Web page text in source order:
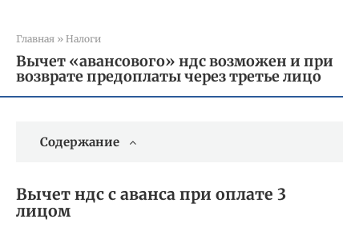
Главная » Налоги
Вычет «авансового» ндс возможен и при
возврате предоплаты через третье лицо
Содержание
Вычет ндс с аванса при оплате 3
лицом